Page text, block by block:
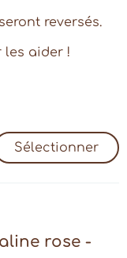
reversés.
les aider !
Sélectionner
rose -